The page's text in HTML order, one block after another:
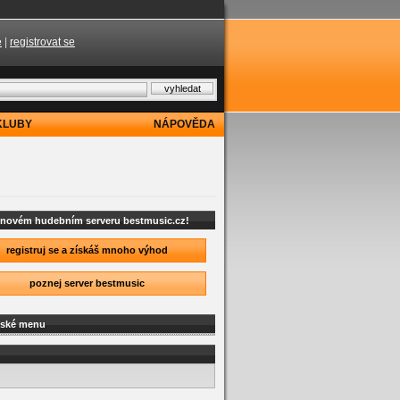
registrovat se
NÁPOVĚDA
hudebním serveru bestmusic.cz!
registruj se a získáš mnoho výhod
poznej server bestmusic
menu